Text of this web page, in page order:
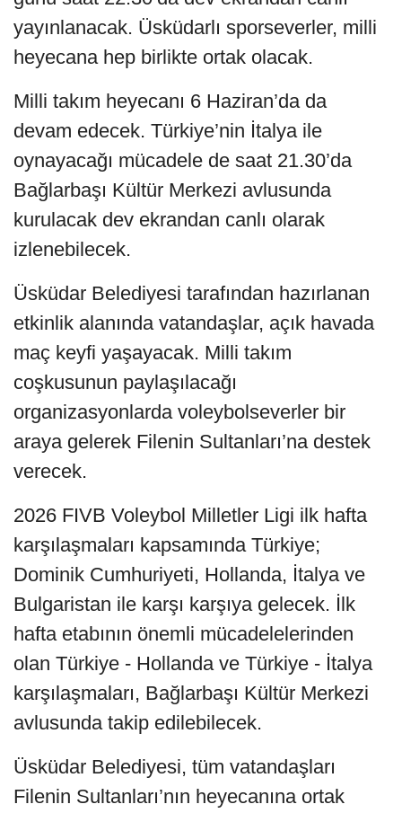
yayınlanacak. Üsküdarlı sporseverler, milli
heyecana hep birlikte ortak olacak.
Milli takım heyecanı 6 Haziran’da da
devam edecek. Türkiye’nin İtalya ile
oynayacağı mücadele de saat 21.30’da
Bağlarbaşı Kültür Merkezi avlusunda
kurulacak dev ekrandan canlı olarak
izlenebilecek.
Üsküdar Belediyesi tarafından hazırlanan
etkinlik alanında vatandaşlar, açık havada
maç keyfi yaşayacak. Milli takım
coşkusunun paylaşılacağı
organizasyonlarda voleybolseverler bir
araya gelerek Filenin Sultanları’na destek
verecek.
2026 FIVB Voleybol Milletler Ligi ilk hafta
karşılaşmaları kapsamında Türkiye;
Dominik Cumhuriyeti, Hollanda, İtalya ve
Bulgaristan ile karşı karşıya gelecek. İlk
hafta etabının önemli mücadelelerinden
olan Türkiye - Hollanda ve Türkiye - İtalya
karşılaşmaları, Bağlarbaşı Kültür Merkezi
avlusunda takip edilebilecek.
Üsküdar Belediyesi, tüm vatandaşları
Filenin Sultanları’nın heyecanına ortak